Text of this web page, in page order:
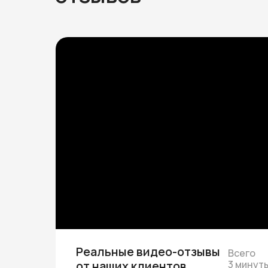
Реальные видео-отзывы
Всего
3